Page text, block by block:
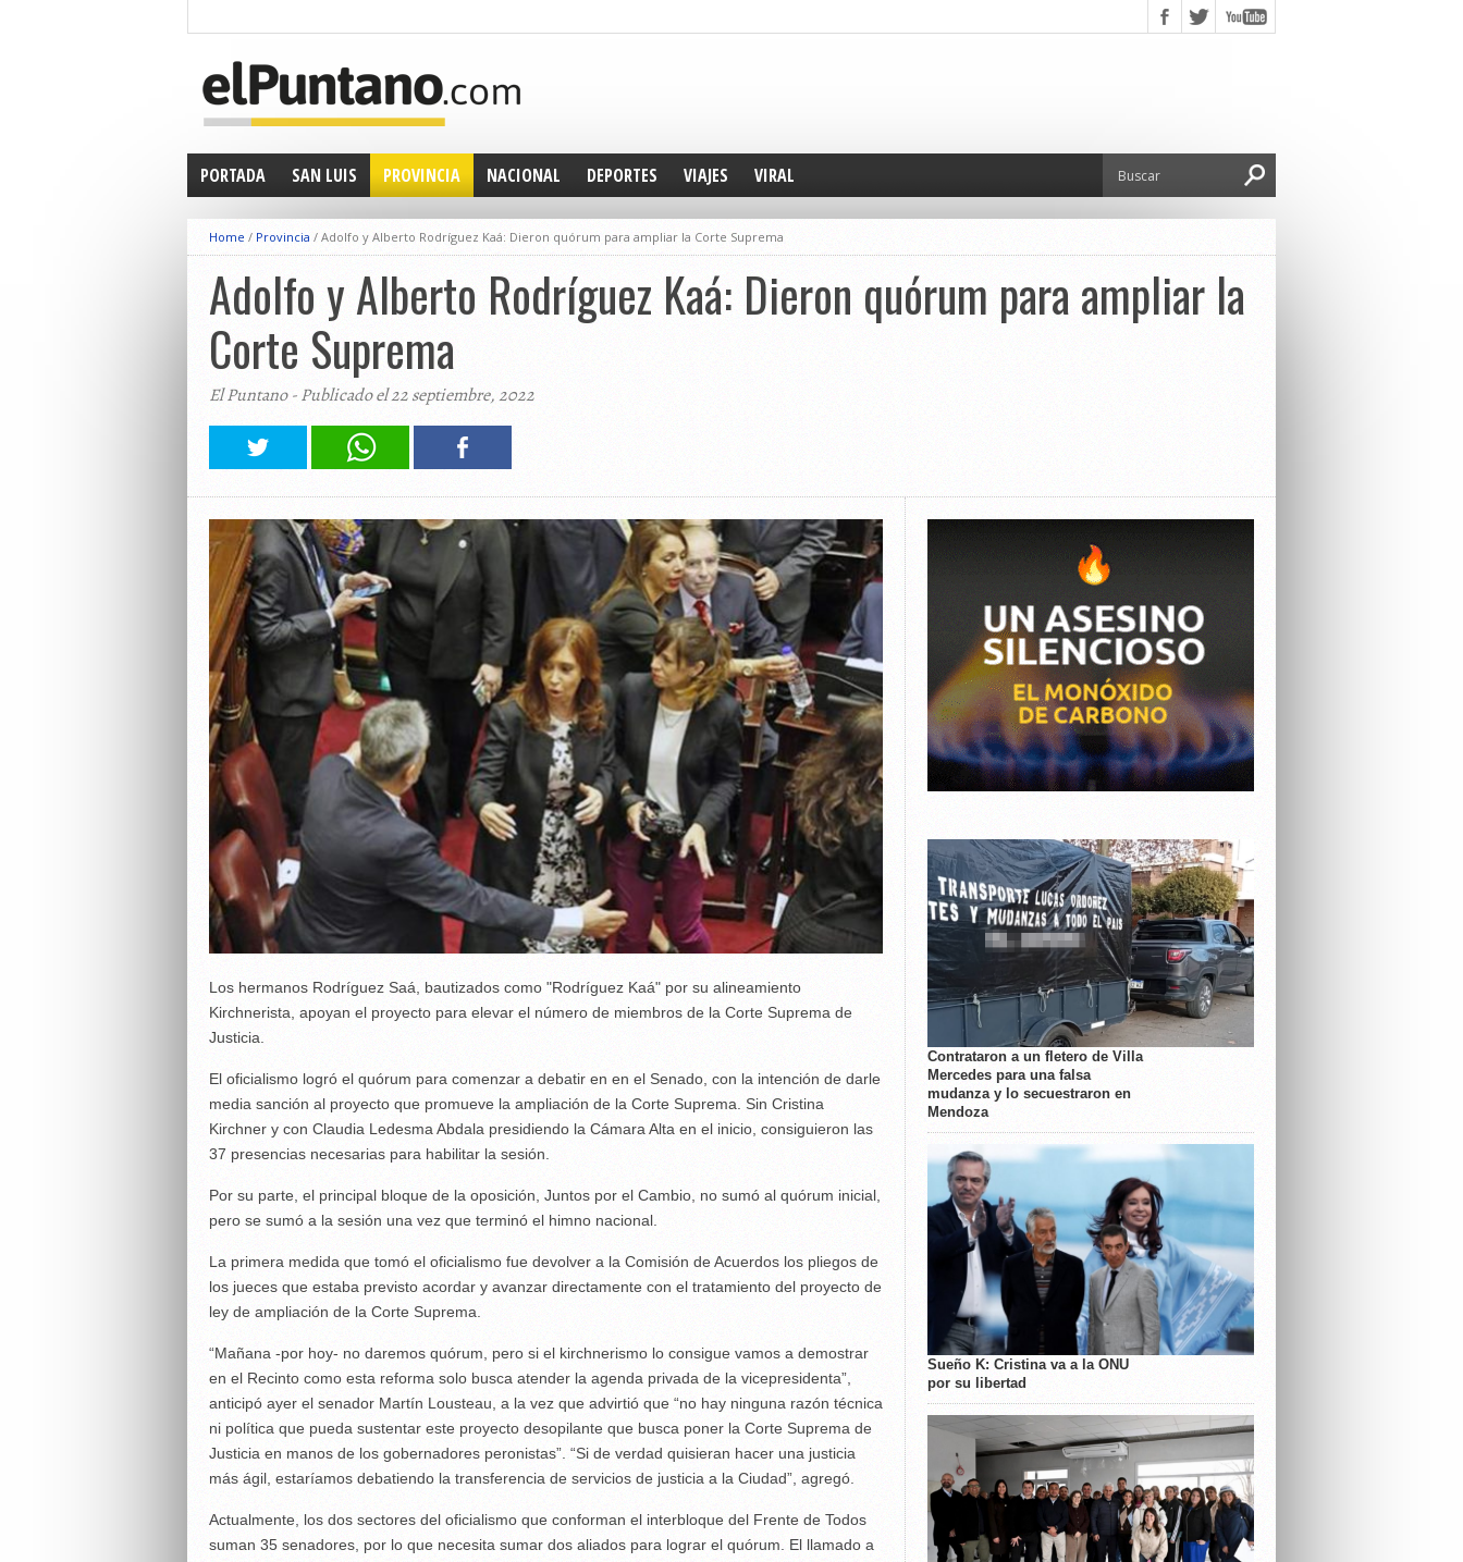
PORTADA SAN LUIS PROVINCIA NACIONAL DEPORTES VIAJES VIRAL
Home / Provincia / Adolfo y Alberto Rodríguez Kaá: Dieron quórum para ampliar la Corte Suprema
Adolfo y Alberto Rodríguez Kaá: Dieron quórum para ampliar la
Corte Suprema
El Puntano - Publicado el 22 septiembre, 2022
Los hermanos Rodríguez Saá, bautizados como "Rodríguez Kaá" por su alineamiento
Kirchnerista, apoyan el proyecto para elevar el número de miembros de la Corte Suprema de
Justicia.
El oficialismo logró el quórum para comenzar a debatir en en el Senado, con la intención de darle
media sanción al proyecto que promueve la ampliación de la Corte Suprema. Sin Cristina
Kirchner y con Claudia Ledesma Abdala presidiendo la Cámara Alta en el inicio, consiguieron las
37 presencias necesarias para habilitar la sesión.
Por su parte, el principal bloque de la oposición, Juntos por el Cambio, no sumó al quórum inicial,
pero se sumó a la sesión una vez que terminó el himno nacional.
La primera medida que tomó el oficialismo fue devolver a la Comisión de Acuerdos los pliegos de
los jueces que estaba previsto acordar y avanzar directamente con el tratamiento del proyecto de
ley de ampliación de la Corte Suprema.
“Mañana -por hoy- no daremos quórum, pero si el kirchnerismo lo consigue vamos a demostrar
en el Recinto como esta reforma solo busca atender la agenda privada de la vicepresidenta”,
anticipó ayer el senador Martín Lousteau, a la vez que advirtió que “no hay ninguna razón técnica
ni política que pueda sustentar este proyecto desopilante que busca poner la Corte Suprema de
Justicia en manos de los gobernadores peronistas”. “Si de verdad quisieran hacer una justicia
más ágil, estaríamos debatiendo la transferencia de servicios de justicia a la Ciudad”, agregó.
Actualmente, los dos sectores del oficialismo que conforman el interbloque del Frente de Todos
suman 35 senadores, por lo que necesita sumar dos aliados para lograr el quórum. El llamado a
Contrataron a un fletero de Villa
Mercedes para una falsa
mudanza y lo secuestraron en
Mendoza
Sueño K: Cristina va a la ONU
por su libertad